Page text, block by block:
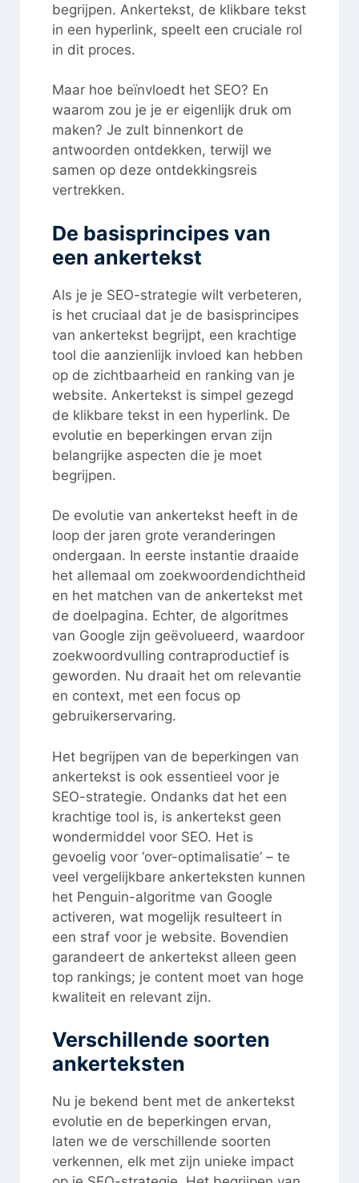
begrijpen. Ankertekst, de klikbare tekst
in een hyperlink, speelt een cruciale rol
in dit proces.
Maar hoe beïnvloedt het SEO? En
waarom zou je je er eigenlijk druk om
maken? Je zult binnenkort de
antwoorden ontdekken, terwijl we
samen op deze ontdekkingsreis
vertrekken.
De basisprincipes van
een ankertekst
Als je je SEO-strategie wilt verbeteren,
is het cruciaal dat je de basisprincipes
van ankertekst begrijpt, een krachtige
tool die aanzienlijk invloed kan hebben
op de zichtbaarheid en ranking van je
website. Ankertekst is simpel gezegd
de klikbare tekst in een hyperlink. De
evolutie en beperkingen ervan zijn
belangrijke aspecten die je moet
begrijpen.
De evolutie van ankertekst heeft in de
loop der jaren grote veranderingen
ondergaan. In eerste instantie draaide
het allemaal om zoekwoordendichtheid
en het matchen van de ankertekst met
de doelpagina. Echter, de algoritmes
van Google zijn geëvolueerd, waardoor
zoekwoordvulling contraproductief is
geworden. Nu draait het om relevantie
en context, met een focus op
gebruikerservaring.
Het begrijpen van de beperkingen van
ankertekst is ook essentieel voor je
SEO-strategie. Ondanks dat het een
krachtige tool is, is ankertekst geen
wondermiddel voor SEO. Het is
gevoelig voor ‘over-optimalisatie’ – te
veel vergelijkbare ankerteksten kunnen
het Penguin-algoritme van Google
activeren, wat mogelijk resulteert in
een straf voor je website. Bovendien
garandeert de ankertekst alleen geen
top rankings; je content moet van hoge
kwaliteit en relevant zijn.
Verschillende soorten
ankerteksten
Nu je bekend bent met de ankertekst
evolutie en de beperkingen ervan,
laten we de verschillende soorten
verkennen, elk met zijn unieke impact